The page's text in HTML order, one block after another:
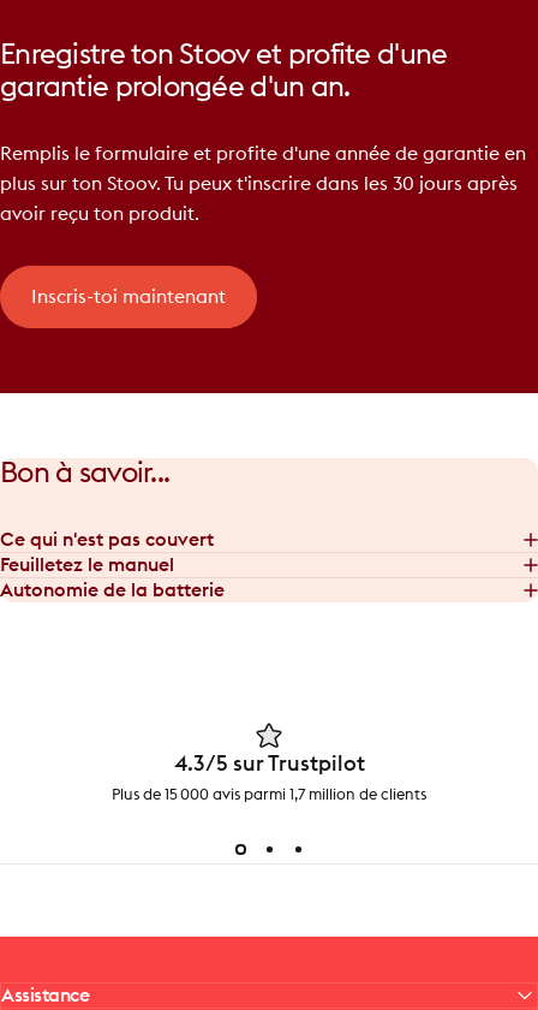
Enregistre ton Stoov et profite d'une
garantie prolongée d'un an.
Remplis le formulaire et profite d'une année de garantie en
plus sur ton Stoov. Tu peux t'inscrire dans les 30 jours après
avoir reçu ton produit.
Inscris-toi maintenant
Bon à savoir...
Ce qui n'est pas couvert
Feuilletez le manuel
Autonomie de la batterie
4.3/5 sur Trustpilot
Plus de 15 000 avis parmi 1,7 million de clients
Assistance